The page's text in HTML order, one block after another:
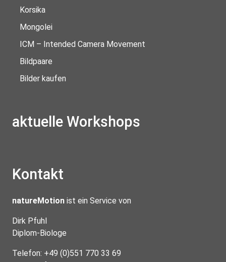
Korsika
Mongolei
ICM – Intended Camera Movement
Bildpaare
Bilder kaufen
aktuelle Workshops
Kontakt
natureMotion ist ein Service von
Dirk Pfuhl
Diplom-Biologe
Telefon: +49 (0)551 770 33 69